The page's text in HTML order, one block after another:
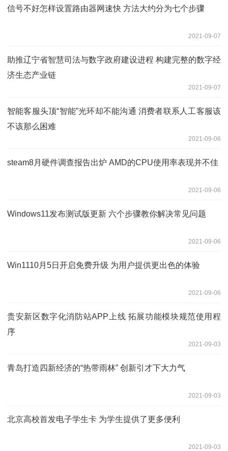
信号不好怎样设置路由器网速快 方法大约分为七个步骤
2021-09-07
助推辽宁省智慧司法与数字政府建设进程 构建完整的数字经
济生态产业链
2021-09-07
智能客服头顶“智能”光环却不能沟通 消费者联系人工客服该
不该那么困难
2021-09-06
steam8月硬件调查报告出炉 AMD的CPU使用率表现并不佳
2021-09-06
Windows11发布测试版更新 六个步骤教你解决常见问题
2021-09-06
Win1110月5日开启免费升级 为用户提供更出色的体验
2021-09-06
贵安新区数字化消防站APP上线 拓展功能模块规范使用程
序
2021-09-03
青岛打造四新经济的“热带雨林” 创新引才下大力气
2021-09-03
北京高校首发电子学生卡 为学生提供了更多便利
2021-09-03